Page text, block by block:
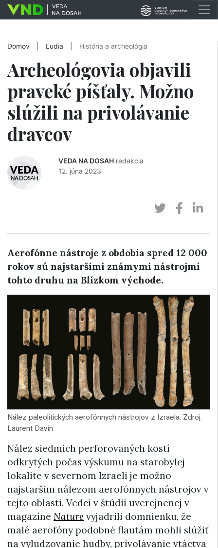
Domov Ľudia História a archeológia
Archeológovia objavili
praveké píšťaly. Možno
slúžili na privolávanie
dravcov
VEDA NA DOSAH redakcia
12. júna 2023
Aerofónne nástroje z obdobia spred 12 000
rokov sú najstaršími známymi nástrojmi
tohto druhu na Blízkom východe.
Nález paleolitických aerofónnych nástrojov z Izraela. Zdroj:
Laurent Davin
Nález siedmich perforovaných kostí
odkrytých počas výskumu na starobylej
lokalite v severnom Izraeli je možno
najstarším nálezom aerofónnych nástrojov v
tejto oblasti. Vedci v štúdii uverejnenej v
magazíne Nature vyjadrili domnienku, že
malé aerofóny podobné flautám mohli slúžiť
na vyludzovanie hudby, privolávanie vtáctva